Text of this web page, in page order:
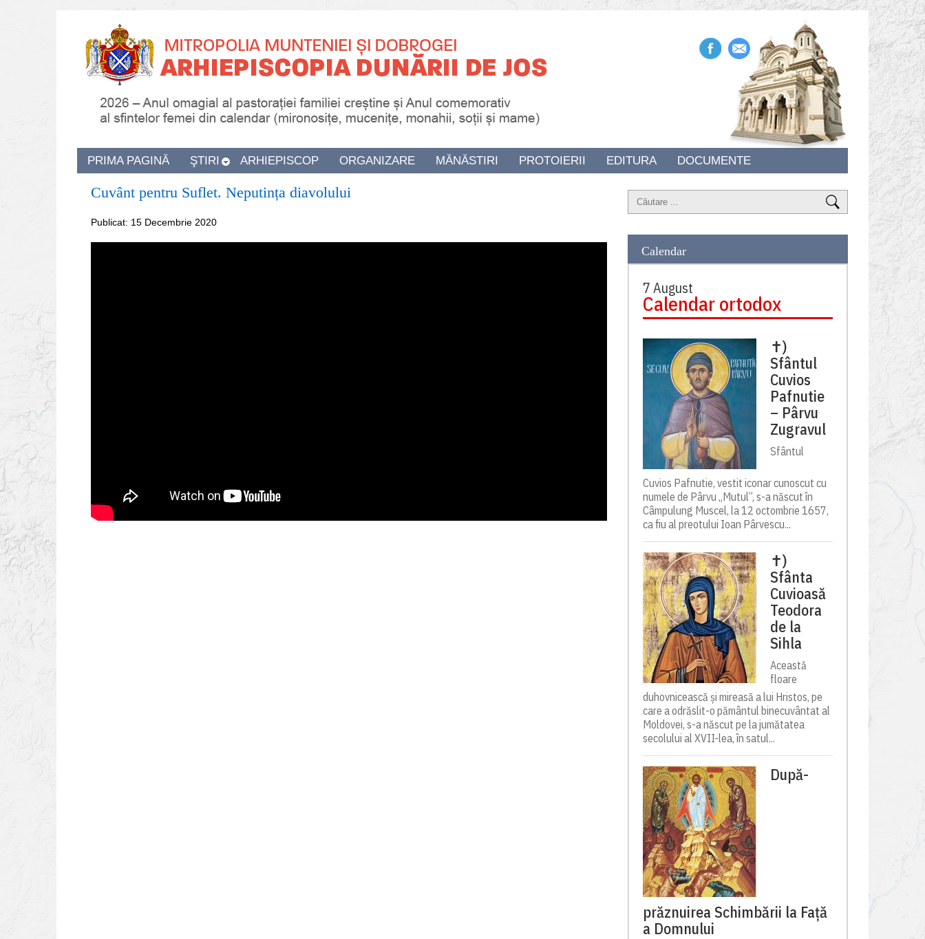
PRIMA PAGINĂ ŞTIRI ARHIEPISCOP ORGANIZARE MĂNĂSTIRI PROTOIERII EDITURA DOCUMENTE
Cuvânt pentru Suflet. Neputința diavolului
Publicat: 15 Decembrie 2020
Calendar
7 August
Calendar ortodox
✝)
Sfântul
Cuvios
Pafnutie
– Pârvu
Zugravul
Sfântul
Cuvios Pafnutie, vestit iconar cunoscut cu
numele de Pârvu „Mutul”, s-a născut în
Câmpulung Muscel, la 12 octombrie 1657,
ca fiu al preotului Ioan Pârvescu...
✝)
Sfânta
Cuvioasă
Teodora
de la
Sihla
Această
floare
duhovnicească și mireasă a lui Hristos, pe
care a odrăslit-o pământul binecuvântat al
Moldovei, s-a născut pe la jumătatea
secolului al XVII-lea, în satul...
După-
prăznuirea Schimbării la Față
a Domnului